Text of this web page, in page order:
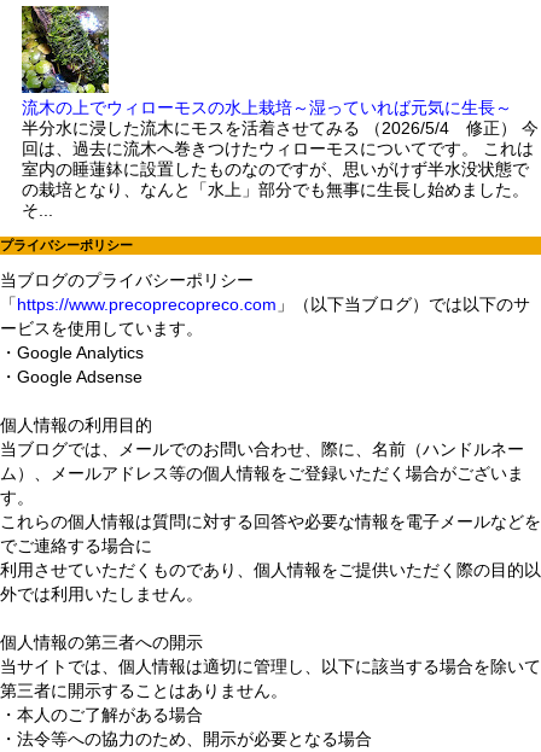
流木の上でウィローモスの水上栽培～湿っていれば元気に生長～
半分水に浸した流木にモスを活着させてみる （2026/5/4 修正） 今
回は、過去に流木へ巻きつけたウィローモスについてです。 これは
室内の睡蓮鉢に設置したものなのですが、思いがけず半水没状態で
の栽培となり、なんと「水上」部分でも無事に生長し始めました。
そ...
プライバシーポリシー
当ブログのプライバシーポリシー
「https://www.precoprecopreco.com 」（以下当ブログ）では以下のサ
ービスを使用しています。
・Google Analytics
・Google Adsense
個人情報の利用目的
当ブログでは、メールでのお問い合わせ、際に、名前（ハンドルネー
ム）、メールアドレス等の個人情報をご登録いただく場合がございま
す。
これらの個人情報は質問に対する回答や必要な情報を電子メールなどを
でご連絡する場合に
利用させていただくものであり、個人情報をご提供いただく際の目的以
外では利用いたしません。
個人情報の第三者への開示
当サイトでは、個人情報は適切に管理し、以下に該当する場合を除いて
第三者に開示することはありません。
・本人のご了解がある場合
・法令等への協力のため、開示が必要となる場合